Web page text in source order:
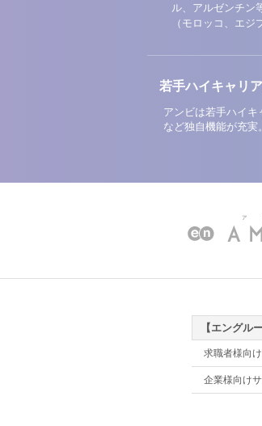
ル、アルゼンチン
（モロッコ、エジ
若手ハイキャリ
アンビは若手ハイ
など独自機能が充実
【エングル
求職者様向
企業様向け